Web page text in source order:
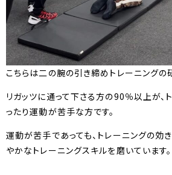
こちらは二の腕の引き締めトレーニングの
リガッツに通って下さる方の90％以上が、
ったり運動が苦手な方です。
運動が苦手であっても、トレーニングの効
やかなトレーニングスキルを磨いています。